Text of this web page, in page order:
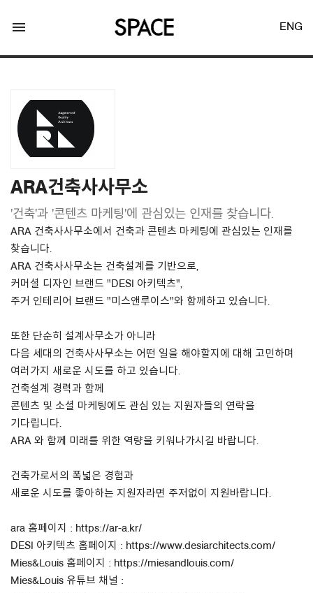
LOGIN
Twitter Login
About Us
Customer Service
menu ENG
ARA건축사사무소
'건축'과 '콘텐츠 마케팅'에 관심있는 인재를 찾습니다.
ARA 건축사사무소에서 건축과 콘텐츠 마케팅에 관심있는 인재를
찾습니다.
ARA 건축사사무소는 건축설계를 기반으로,
커머셜 디자인 브랜드 "DESI 아키텍츠",
주거 인테리어 브랜드 "미스앤루이스"와 함께하고 있습니다.
또한 단순히 설계사무소가 아니라
다음 세대의 건축사사무소는 어떤 일을 해야할지에 대해 고민하며
여러가지 새로운 시도를 하고 있습니다.
건축설계 경력과 함께
콘텐츠 및 소셜 마케팅에도 관심 있는 지원자들의 연락을
기다립니다.
ARA 와 함께 미래를 위한 역량을 키워나가시길 바랍니다.
건축가로서의 폭넓은 경험과
새로운 시도를 좋아하는 지원자라면 주저없이 지원바랍니다.
ara 홈페이지 : https://ar-a.kr/
DESI 아키텍츠 홈페이지 : https://www.desiarchitects.com/
Mies&Louis 홈페이지 : https://miesandlouis.com/
Mies&Louis 유튜브 채널 :